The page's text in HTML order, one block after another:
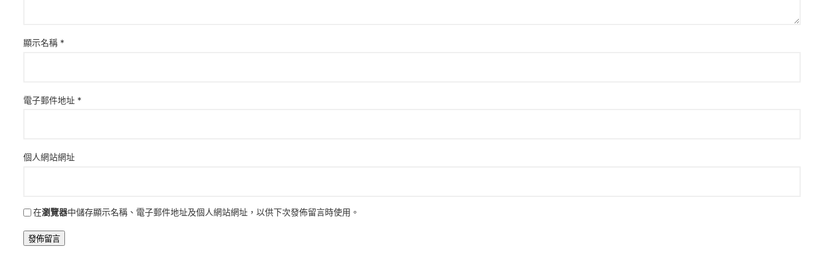
顯示名稱 *
電子郵件地址 *
個人網站網址
在瀏覽器中儲存顯示名稱、電子郵件地址及個人網站網址，以供下次發佈留言時使用。